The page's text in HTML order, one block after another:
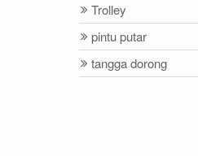
Trolley
pintu putar
tangga dorong